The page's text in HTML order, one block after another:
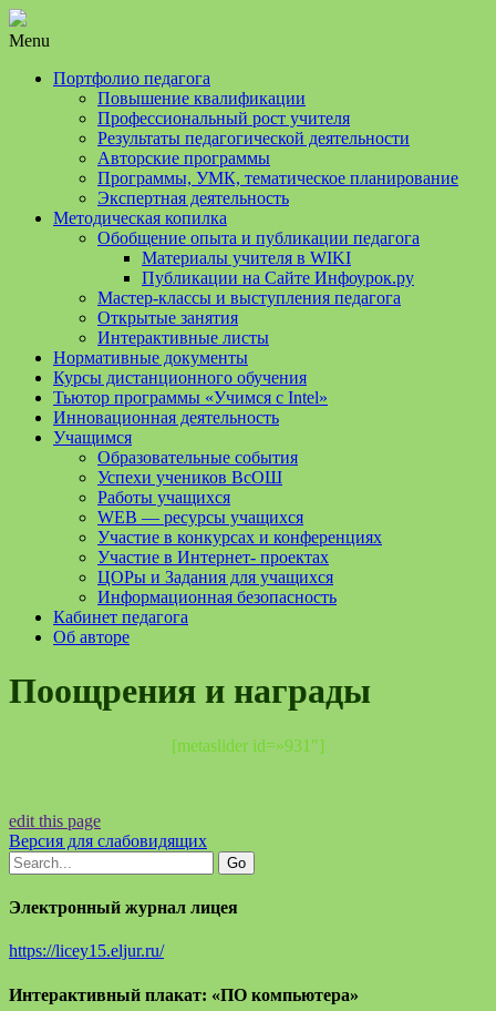
Menu
Портфолио педагога
Повышение квалификации
Профессиональный рост учителя
Результаты педагогической деятельности
Авторские программы
Программы, УМК, тематическое планирование
Экспертная деятельность
Методическая копилка
Обобщение опыта и публикации педагога
Материалы учителя в WIKI
Публикации на Сайте Инфоурок.ру
Мастер-классы и выступления педагога
Открытые занятия
Интерактивные листы
Нормативные документы
Курсы дистанционного обучения
Тьютор программы «Учимся с Intel»
Инновационная деятельность
Учащимся
Образовательные события
Успехи учеников ВсОШ
Работы учащихся
WEB — ресурсы учащихся
Участие в конкурсах и конференциях
Участие в Интернет- проектах
ЦОРы и Задания для учащихся
Информационная безопасность
Кабинет педагога
Об авторе
Поощрения и награды
[metaslider id=»931″]
edit this page
Версия для слабовидящих
Электронный журнал лицея
https://licey15.eljur.ru/
Интерактивный плакат: «ПО компьютера»